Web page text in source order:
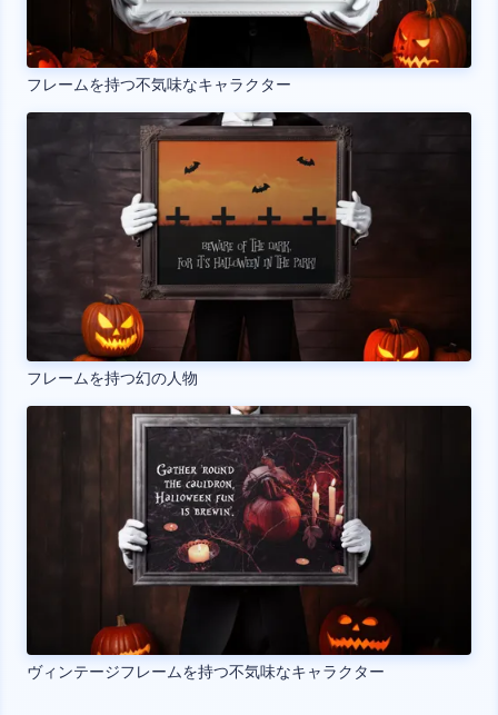
フレームを持つ不気味なキャラクター
フレームを持つ幻の人物
ヴィンテージフレームを持つ不気味なキャラクター